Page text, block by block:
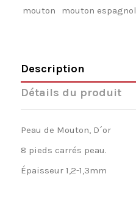
mouton mouton espagnol
Description
Détails du produit
Peau de Mouton, D´or
8 pieds carrés peau.
Épaisseur 1,2-1,3mm